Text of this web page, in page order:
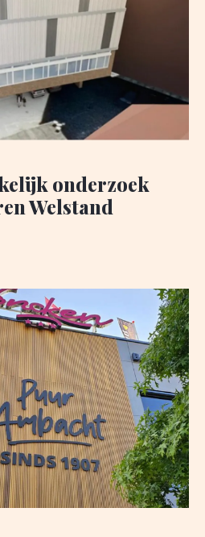
onderzoek
Welstand